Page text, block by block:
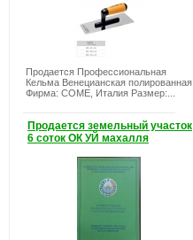
Продается Профессиональная
Кельма Венецианская полированная
Фирма: COME, Италия Размер:...
Продается земельный участок
6 соток ОК УЙ махалля